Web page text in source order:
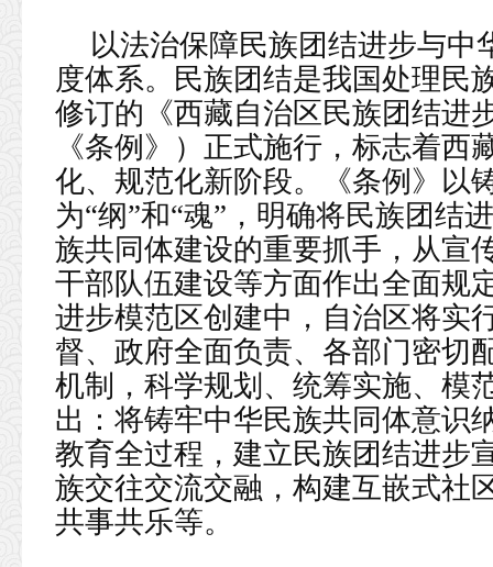
以法治保障民族团结进步与中
度体系。民族团结是我国处理民
修订的《西藏自治区民族团结进
《条例》）正式施行，标志着
化、规范化新阶段。《条例》以
为“纲”和“魂”，明确将民族团结
族共同体建设的重要抓手，从宣
干部队伍建设等方面作出全面规
进步模范区创建中，自治区将实
督、政府全面负责、各部门密切
机制，科学规划、统筹实施、模
出：将铸牢中华民族共同体意识
教育全过程，建立民族团结进步
族交往交流交融，构建互嵌式社
共事共乐等。